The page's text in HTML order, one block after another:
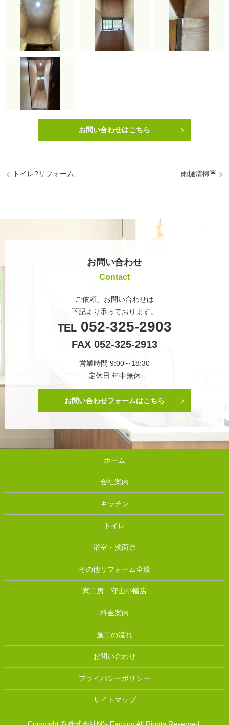
お問い合わせはこちら
トイレ?リフォーム 雨樋清掃☔
お問い合わせ
Contact
ご依頼、お問い合わせは
下記より承っております。
TEL052-325-2903
FAX 052-325-2913
営業時間 9:00～18:30
定休日 年中無休
お問い合わせフォームはこちら
ホーム
会社案内
キッチン
トイレ
浴室・洗面台
その他リフォーム全般
家工房 守山小幡店
料金案内
施工の流れ
お問い合わせ
プライバシーポリシー
サイトマップ